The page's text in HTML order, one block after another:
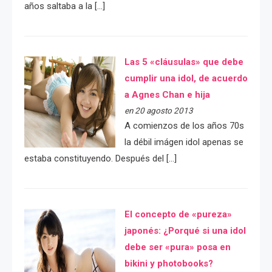
años saltaba a la […]
Las 5 «cláusulas» que debe
cumplir una idol, de acuerdo
a Agnes Chan e hija
en 20 agosto 2013
A comienzos de los años 70s
la débil imágen idol apenas se
estaba constituyendo. Después del […]
El concepto de «pureza»
japonés: ¿Porqué si una idol
debe ser «pura» posa en
bikini y photobooks?